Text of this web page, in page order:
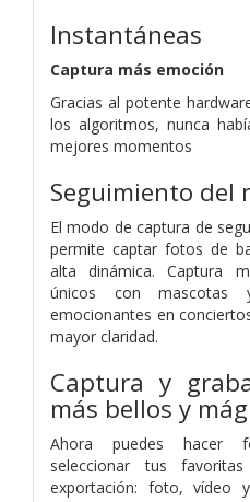
Instantáneas
Captura más emoción
Gracias al potente
los algoritmos, nunca
mejores momentos
Seguimiento del
El modo de captura de
permite captar fotos de
alta dinámica. Captura
únicos con
emocionantes en
mayor claridad.
Captura y
más bellos y
Ahora puedes hacer
seleccionar tus
exportación: foto, vídeo